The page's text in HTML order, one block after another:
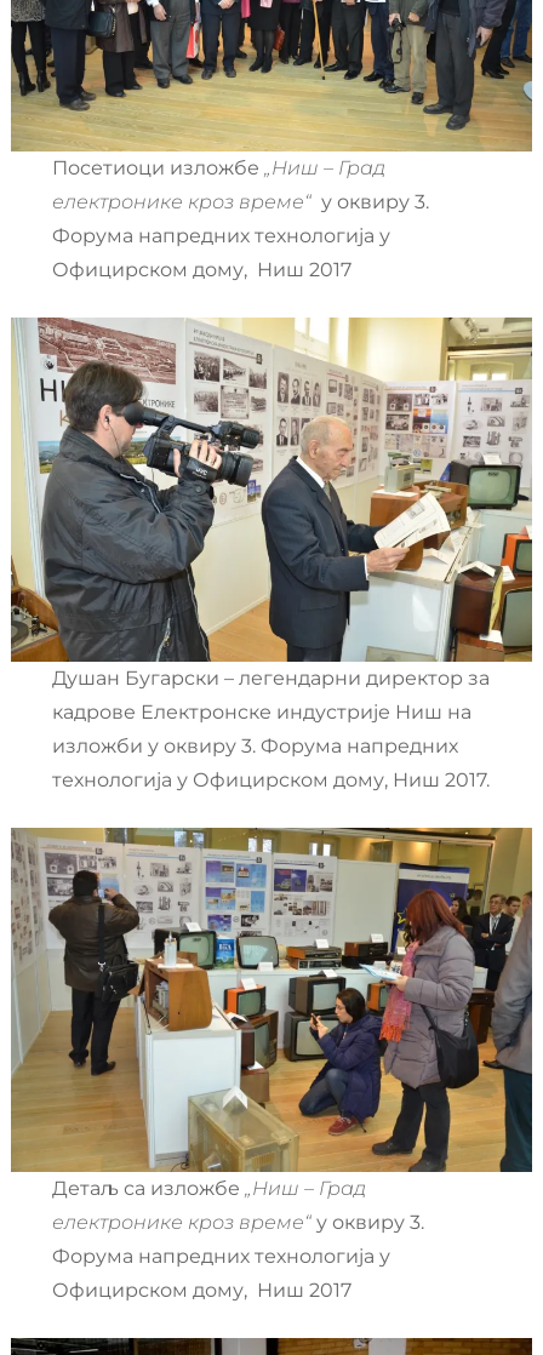
Посетиоци изложбе„Ниш – Град
електронике кроз време“ у оквиру 3.
Форума напредних технологија у
Официрском дому, Ниш 2017
Душан Бугарски – легендарни директор за
кадрове Електронске индустрије Ниш на
изложби у оквиру 3. Форума напредних
технологија у Официрском дому, Ниш 2017.
Детаљ са изложбе„Ниш – Град
електронике кроз време“ у оквиру 3.
Форума напредних технологија у
Официрском дому, Ниш 2017